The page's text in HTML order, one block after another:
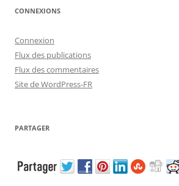
CONNEXIONS
Connexion
Flux des publications
Flux des commentaires
Site de WordPress-FR
PARTAGER